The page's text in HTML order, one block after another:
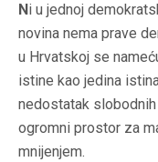
N i u jednoj
novina nema prave
u Hrvatskoj se
istine kao jedina
nedostatak
ogromni prostor za
mnijenjem.